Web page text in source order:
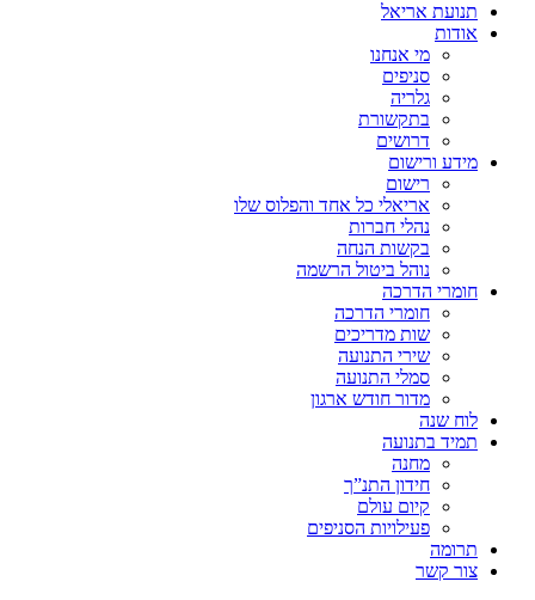
תנועת אריאל
אודות
מי אנחנו
סניפים
גלריה
בתקשורת
דרושים
מידע ורישום
רישום
אריאלי כל אחד והפלוס שלו
נהלי חברות
בקשות הנחה
נוהל ביטול הרשמה
חומרי הדרכה
חומרי הדרכה
שות מדריכים
שירי התנועה
סמלי התנועה
מדור חודש ארגון
לוח שנה
תמיד בתנועה
מחנה
חידון התנ”ך
קיום עולם
פעילויות הסניפים
תרומה
צור קשר